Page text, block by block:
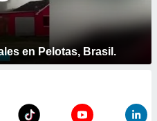
en Pelotas, Brasil.